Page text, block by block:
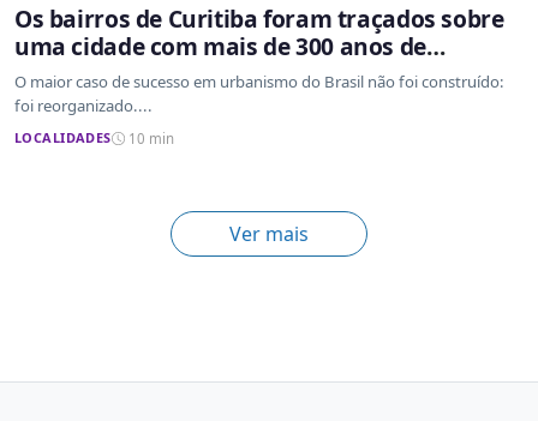
Os bairros de Curitiba foram traçados sobre
uma cidade com mais de 300 anos de
ocupação desordenada
O maior caso de sucesso em urbanismo do Brasil não foi construído:
foi reorganizado....
LOCALIDADES 10 min
Ver mais